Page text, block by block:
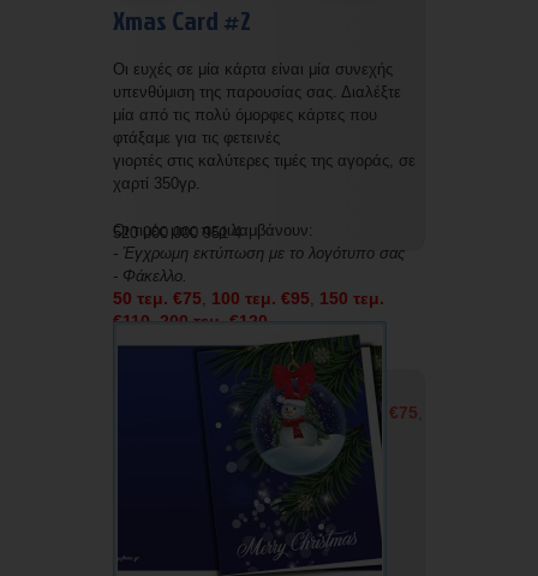
Xmas Card #2
Οι ευχές σε μία κάρτα είναι μία συνεχής
υπενθύμιση της παρουσίας σας. Διαλέξτε
μία από τις πολύ όμορφες κάρτες που
φτάξαμε για τις φετεινές
γιορτές στις καλύτερες τιμές της αγοράς, σε
χαρτί 350γρ.
Οι τιμές μας περιλαμβάνουν:
- Έγχρωμη εκτύπωση με το λογότυπο σας
- Φάκελλο.
50 τεμ. €75 100 τεμ. €95
150 τεμ.
€110
200 τεμ. €120
Οι τιμές μας χωρίς εκτύπωση και χωρίς
φάκελο είναι οι εξής:
100 τεμ. €60,150 τεμ. €75
520 000 000 951 4